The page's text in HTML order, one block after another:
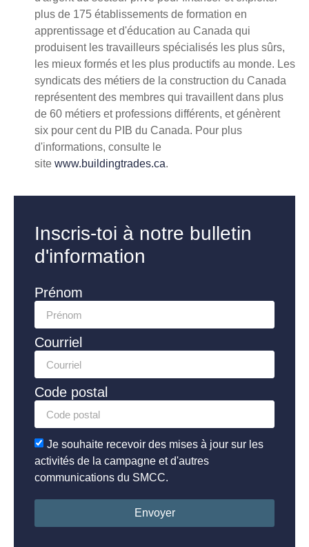
plus de 175 établissements de formation en
apprentissage et d'éducation au Canada qui
produisent les travailleurs spécialisés les plus sûrs,
les mieux formés et les plus productifs au monde. Les
syndicats des métiers de la construction du Canada
représentent des membres qui travaillent dans plus
de 60 métiers et professions différents, et génèrent
six pour cent du PIB du Canada. Pour plus
d'informations, consulte le
site www.buildingtrades.ca.
Inscris-toi à notre bulletin
d'information
Prénom
Courriel
Code postal
Je souhaite recevoir des mises à jour sur les
activités de la campagne et d'autres
communications du SMCC.
Envoyer